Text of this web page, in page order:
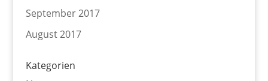
September 2017
August 2017
Kategorien